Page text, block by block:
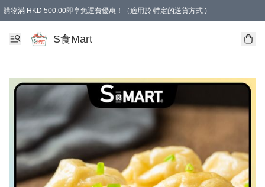
購物滿 HKD 500.00即享免運費優惠！（適用於 特定的送貨方式 )
S食Mart